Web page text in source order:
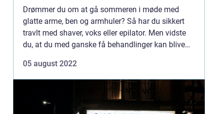
Drømmer du om at gå sommeren i møde med
glatte arme, ben og armhuler? Så har du sikkert
travlt med shaver, voks eller epilator. Men vidste
du, at du med ganske få behandlinger kan blive
helst på din krop? P...
05 august 2022